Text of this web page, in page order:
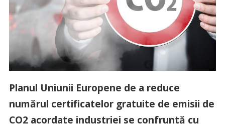
Planul Uniunii Europene de a reduce
numărul certificatelor gratuite de emisii de
CO2 acordate industriei se confruntă cu